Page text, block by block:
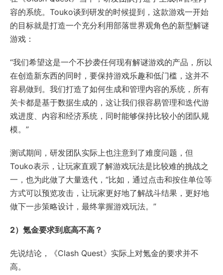
容的系统。Touko谈到研发的时候提到，这款游戏一开始
的目标就是打造一个充分利用部落世界观角色的新型解谜
游戏：
“我们希望这是一个不抄袭任何现有解谜游戏的产品，所以
在创造新东西的同时，要保持游戏乐趣和低门槛，这并不
容易做到。我们打造了如何生成和管理内容的系统，所有
关卡都是基于数据生成的，这让我们很容易管理和迭代游
戏进度、内容和经济系统，同时能够保持比较小的团队规
模。”
测试期间，研发团队实际上也注意到了难度问题，但
Touko表示，让玩家直观了解游戏玩法是比较难的挑战之
一，也为此做了大量迭代，“比如，通过点击和按住单位等
方式可以预览攻击，让玩家更好地了解战斗结果，更好地
做下一步策略设计，最终掌握游戏玩法。”
2）氪金要求到底高不高？
先说结论，《Clash Quest》实际上对氪金的要求并不
高。